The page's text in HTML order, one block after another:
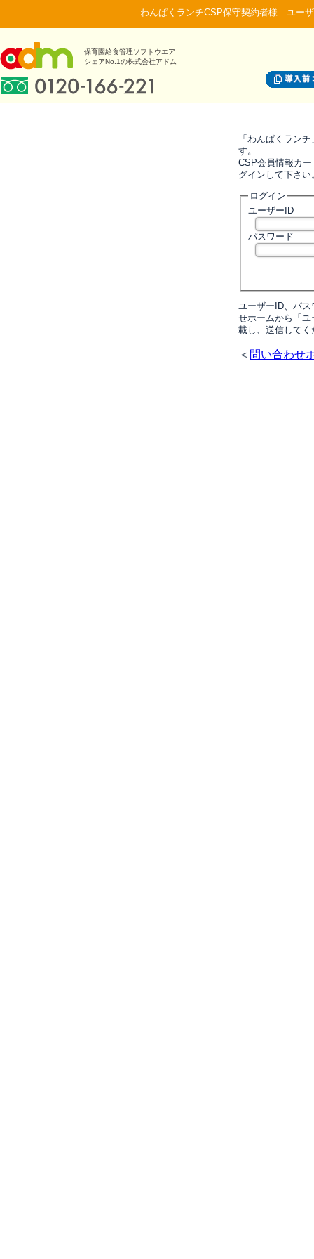
わんぱくランチCSP保守契約者様 ユー
保育園給食管理ソフトウエア
シェアNo.1の株式会社アドム
「わんぱくラン
す。
CSP会員情報カ
グインして下さい
ログイン
ユーザーID
パスワード
ユーザーID、パ
せホームから「
載し、送信してく
＜ 問い合わせ